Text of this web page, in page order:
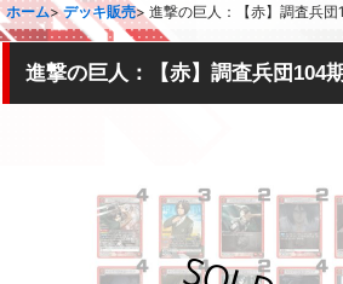
ホーム> デッキ販売> 進撃の巨人：【赤】調査兵団
進撃の巨人：【赤】調査兵団104